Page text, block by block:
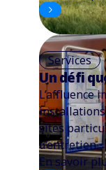
Services
Un défi
L’affluence
installations
sites
d’entretien.
En savoir